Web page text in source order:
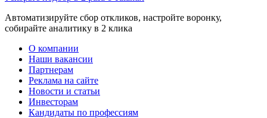
Автоматизируйте сбор откликов, настройте воронку,
собирайте аналитику в 2 клика
О компании
Наши вакансии
Партнерам
Реклама на сайте
Новости и статьи
Инвесторам
Кандидаты по профессиям